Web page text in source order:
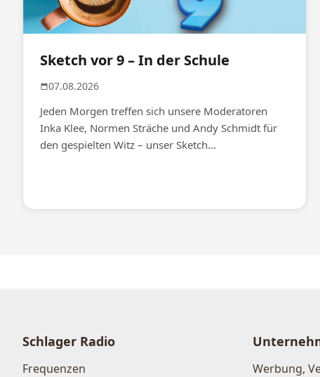
Sketch vor 9 – In der Schule
07.08.2026
Jeden Morgen treffen sich unsere Moderatoren
Inka Klee, Normen Sträche und Andy Schmidt für
den gespielten Witz – unser Sketch...
Schlager Radio
Frequenzen
Werbung,